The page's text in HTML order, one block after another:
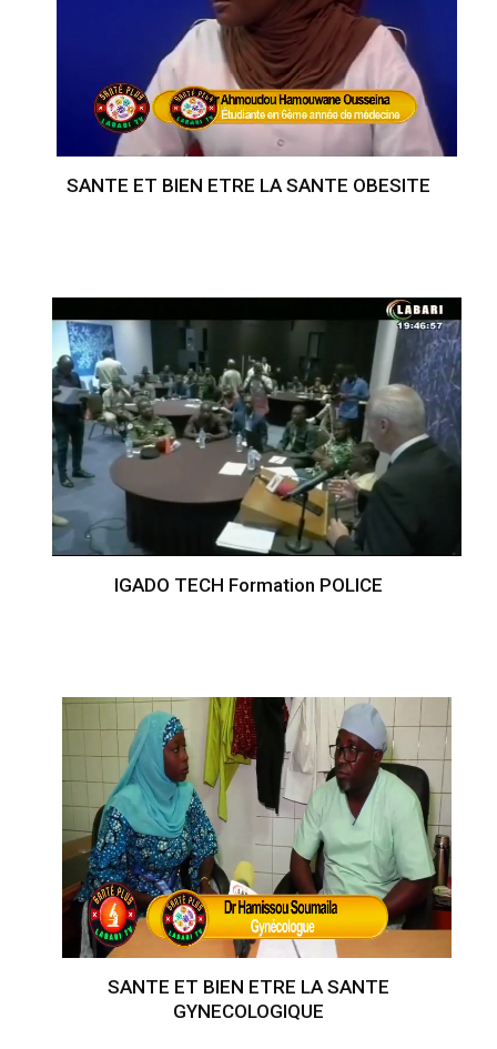
SANTE ET BIEN ETRE LA SANTE OBESITE
IGADO TECH Formation POLICE
SANTE ET BIEN ETRE LA SANTE
GYNECOLOGIQUE